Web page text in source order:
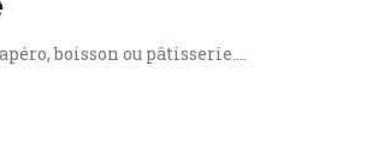
boisson ou pâtisserie….